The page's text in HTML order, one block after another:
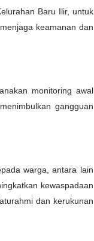
Baru Ilir, untuk
keamanan dan
monitoring awal
gangguan
warga, antara lain
kewaspadaan
dan kerukunan